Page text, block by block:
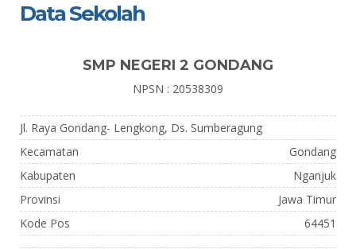
Data Sekolah
SMP NEGERI 2 GONDANG
NPSN : 20538309
Jl. Raya Gondang- Lengkong, Ds. Sumberagung
Kecamatan
Gondang
Kabupaten
Nganjuk
Provinsi
Jawa Timur
Kode Pos
64451